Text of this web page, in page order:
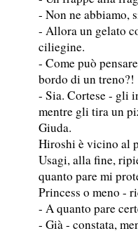
- Non ne abbiamo,
- Allora un gelato
ciliegine.
- Come può
bordo di un treno?!
- Sia. Cortese - gli
mentre gli tira un
Giuda.
Hiroshi è vicino al
Usagi, alla fine,
quanto pare mi
Princess o meno -
- A quanto pare
- Già - constata,